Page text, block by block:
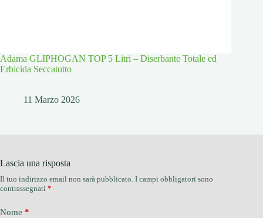
Adama GLIPHOGAN TOP 5 Litri – Diserbante Totale ed
Erbicida Seccatutto
11 Marzo 2026
Lascia una risposta
Il tuo indirizzo email non sarà pubblicato. I campi obbligatori sono
contrassegnati *
Nome *